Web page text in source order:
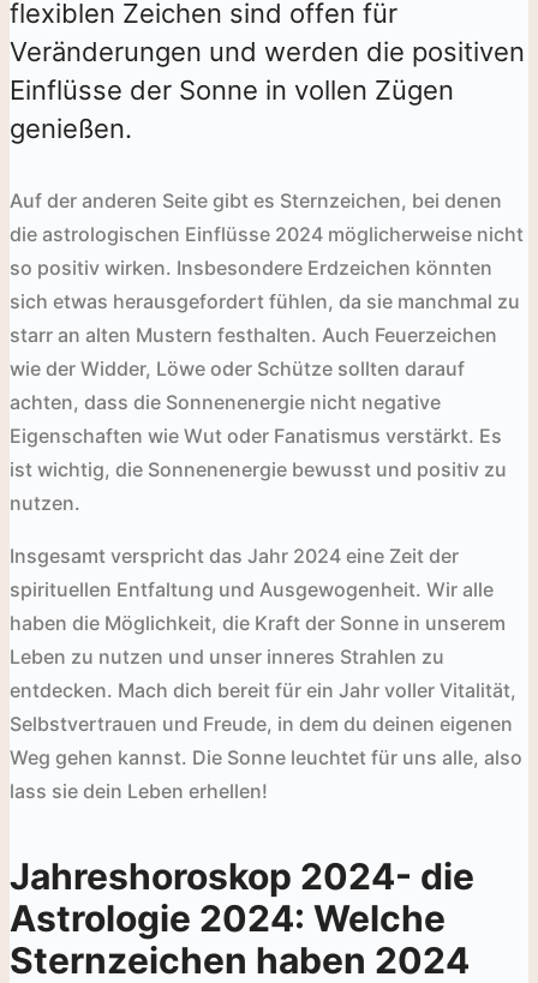
flexiblen Zeichen sind offen für
Veränderungen und werden die positiven
Einflüsse der Sonne in vollen Zügen
genießen.
Auf der anderen Seite gibt es Sternzeichen, bei denen
die astrologischen Einflüsse 2024 möglicherweise nicht
so positiv wirken. Insbesondere Erdzeichen könnten
sich etwas herausgefordert fühlen, da sie manchmal zu
starr an alten Mustern festhalten. Auch Feuerzeichen
wie der Widder, Löwe oder Schütze sollten darauf
achten, dass die Sonnenenergie nicht negative
Eigenschaften wie Wut oder Fanatismus verstärkt. Es
ist wichtig, die Sonnenenergie bewusst und positiv zu
nutzen.
Insgesamt verspricht das Jahr 2024 eine Zeit der
spirituellen Entfaltung und Ausgewogenheit. Wir alle
haben die Möglichkeit, die Kraft der Sonne in unserem
Leben zu nutzen und unser inneres Strahlen zu
entdecken. Mach dich bereit für ein Jahr voller Vitalität,
Selbstvertrauen und Freude, in dem du deinen eigenen
Weg gehen kannst. Die Sonne leuchtet für uns alle, also
lass sie dein Leben erhellen!
Jahreshoroskop 2024- die
Astrologie 2024: Welche
Sternzeichen haben 2024